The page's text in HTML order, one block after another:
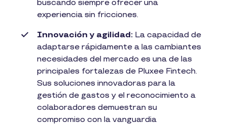
buscando siempre ofrecer una
experiencia sin fricciones.
Innovación y agilidad: La capacidad de
adaptarse rápidamente a las cambiantes
necesidades del mercado es una de las
principales fortalezas de Pluxee Fintech.
Sus soluciones innovadoras para la
gestión de gastos y el reconocimiento a
colaboradores demuestran su
compromiso con la vanguardia